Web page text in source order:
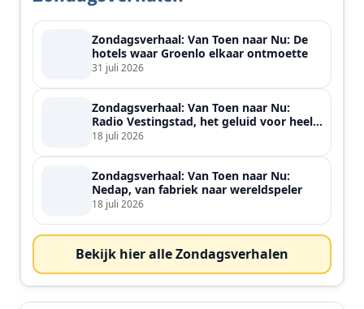
Zondagsverhaal: Van Toen naar Nu: De
hotels waar Groenlo elkaar ontmoette
31 juli 2026
Zondagsverhaal: Van Toen naar Nu:
Radio Vestingstad, het geluid voor heel
de streek
18 juli 2026
Zondagsverhaal: Van Toen naar Nu:
Nedap, van fabriek naar wereldspeler
18 juli 2026
Bekijk hier alle Zondagsverhalen